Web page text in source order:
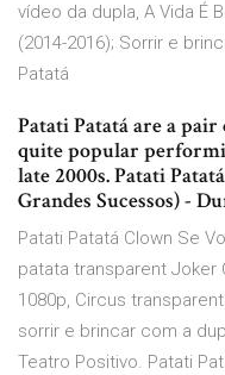
vídeo da dupla, A Vida É
(2014-2016); Sorrir e
Patatá
Patati Patatá are a
quite popular
late 2000s. Patati
Grandes Sucessos) -
Patati Patatá Clown Se
patata transparent Joker
1080p, Circus
sorrir e brincar com a
Teatro Positivo. Patati